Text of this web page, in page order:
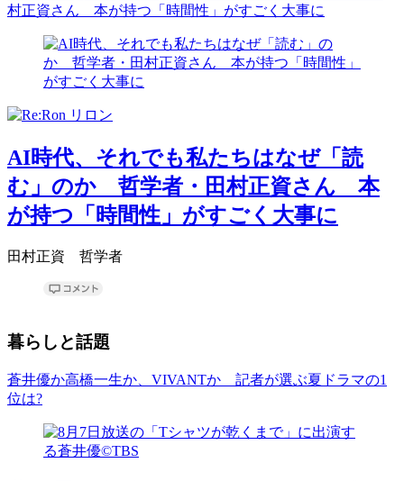
村正資さん 本が持つ「時間性」がすごく大事に
AI時代、それでも私たちはなぜ「読
む」のか 哲学者・田村正資さん 本
が持つ「時間性」がすごく大事に
田村正資 哲学者
暮らしと話題
蒼井優か高橋一生か、VIVANTか 記者が選ぶ夏ドラマの1
位は?